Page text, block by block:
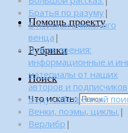
Помощь проекту
Рубрики
Поиск
Что искать:
Братья по разуму|
В поисках алмазного
венца |
В поле зрения:
информационные и
материалы от наших
авторов и подписчиков
Веду собственный
Венки, поэмы, циклы. |
Верлибр |